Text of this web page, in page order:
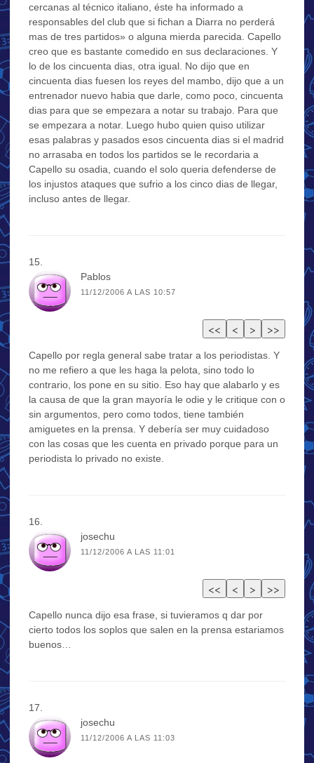
cercanas al técnico italiano, éste ha informado a
responsables del club que si fichan a Diarra no perderá
mas de tres partidos» o alguna mierda parecida. Capello
creo que es bastante comedido en sus declaraciones. Y
lo de los cincuenta dias, otra igual. No dijo que en
cincuenta dias fuesen los reyes del mambo, dijo que a un
entrenador nuevo habia que darle, como poco, cincuenta
dias para que se empezara a notar su trabajo. Para que
se empezara a notar. Luego hubo quien quiso utilizar
esas palabras y pasados esos cincuenta dias si el madrid
no arrasaba en todos los partidos se le recordaria a
Capello su osadia, cuando el solo queria defenderse de
los injustos ataques que sufrio a los cinco dias de llegar,
incluso antes de llegar.
Pablos
11/12/2006 A LAS 10:57
Capello por regla general sabe tratar a los periodistas. Y
no me refiero a que les haga la pelota, sino todo lo
contrario, los pone en su sitio. Eso hay que alabarlo y es
la causa de que la gran mayoría le odie y le critique con o
sin argumentos, pero como todos, tiene también
amiguetes en la prensa. Y debería ser muy cuidadoso
con las cosas que les cuenta en privado porque para un
periodista lo privado no existe.
josechu
11/12/2006 A LAS 11:01
Capello nunca dijo esa frase, si tuvieramos q dar por
cierto todos los soplos que salen en la prensa estariamos
buenos…
josechu
11/12/2006 A LAS 11:03